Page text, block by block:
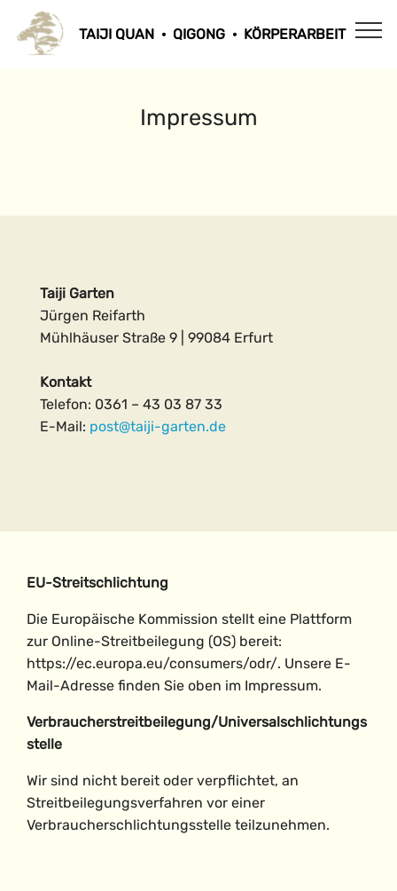
TAIJI QUAN · QIGONG · KÖRPERARBEIT
Impressum
Taiji Garten
Jürgen Reifarth
Mühlhäuser Straße 9 | 99084 Erfurt
Kontakt
Telefon: 0361 – 43 03 87 33
E-Mail: post@taiji-garten.de
EU-Streitschlichtung
Die Europäische Kommission stellt eine Plattform
zur Online-Streitbeilegung (OS) bereit:
https://ec.europa.eu/consumers/odr/. Unsere E-
Mail-Adresse finden Sie oben im Impressum.
Verbraucherstreitbeilegung/Universalschlichtungs
stelle
Wir sind nicht bereit oder verpflichtet, an
Streitbeilegungsverfahren vor einer
Verbraucherschlichtungsstelle teilzunehmen.